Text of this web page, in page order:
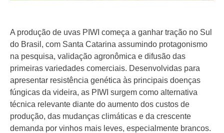
A produção de uvas PIWI começa a ganhar tração no Sul
do Brasil, com Santa Catarina assumindo protagonismo
na pesquisa, validação agronômica e difusão das
primeiras variedades comerciais. Desenvolvidas para
apresentar resistência genética às principais doenças
fúngicas da videira, as PIWI surgem como alternativa
técnica relevante diante do aumento dos custos de
produção, das mudanças climáticas e da crescente
demanda por vinhos mais leves, especialmente brancos.